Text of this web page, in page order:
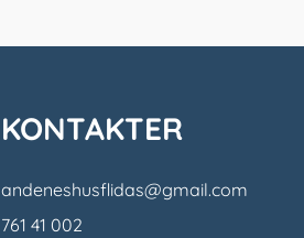
KONTAKTER
andeneshusflidas@gmail.com
761 41 002